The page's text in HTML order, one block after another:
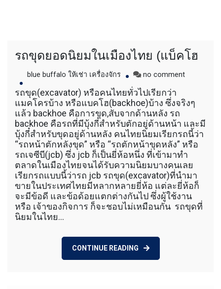
รถขุดยอดนิยมในเมืองไทย (แบ็คโฮ
blue buffalo ให้เช่า เครื่องจักร no commenton
ยอด
ใน
เมือง
ไทย
(แบ็ค
โฮ
รถขุด(excavator) หรือคนไทยทั่วไปเรียกว่า
แมคโครบ้าง หรือแบคโฮ(backhoe)บ้าง ซึ่งจริงๆ
แล้ว backhoe คือการขุด,สับจากด้านหลัง รถ
backhoe คือรถที่มีบุ้งกี๋สำหรับตักอยู่ด้านหน้า และมี
บุ้งกี๋สำหรับขุดอยู่ด้านหลัง คนไทยนิยมเรียกรถนี้ว่า
“รถหน้าตักหลังขุด” หรือ “รถตักหน้าขุดหลัง” หรือ
รถเจซีบี(jcb) ซึ่ง jcb ก็เป็นยี่ห้อหนึ่ง ที่เข้ามาทำ
ตลาดในเมืองไทยจนได้รับความนิยมบางคนเลย
เรียกรถแบบนี้ว่ารถ jcb รถขุด(excavator)ที่นำมา
ขายในประเทศไทยมีหลากหลายยี่ห้อ แต่ละยี่ห้อก็
จะมีข้อดี และข้อด้อยแตกต่างกันไป ซึ่งผู้ใช้งาน
หรือ เจ้าของกิจการ ก็จะชอบไม่เหมือนกัน รถขุดที่
นิยมในไทย…
CONTINUE READING